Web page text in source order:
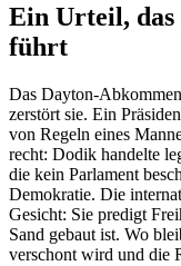
Ein Urteil, das
führt
Das Dayton-
zerstört sie. Ein
von Regeln eines
recht: Dodik handelte
die kein Parlament
Demokratie. Die
Gesicht: Sie predigt
Sand gebaut ist. Wo
verschont wird und die